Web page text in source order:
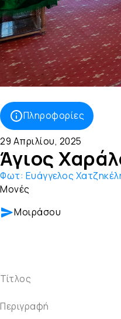
Πληροφορίες
29 Απριλίου, 2025
Άγιος
Φωτ: Ευάγγελος
Μονές
Μοιράσου
Τίτλος
Περιγραφή